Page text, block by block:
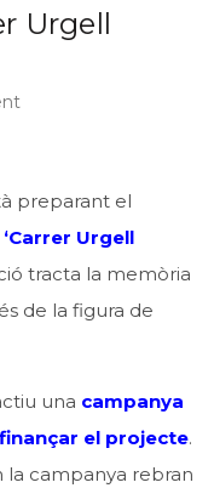
Urgell
preparant el
‘Carrer Urgell
tracta la memòria
de la figura de
una campanya
el projecte.
la campanya rebran